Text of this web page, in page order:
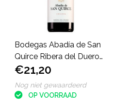
Bodegas Abadía de San
Quirce Ribera del Duero
Crianza
€21,20
Nog niet gewaardeerd
OP VOORRAAD